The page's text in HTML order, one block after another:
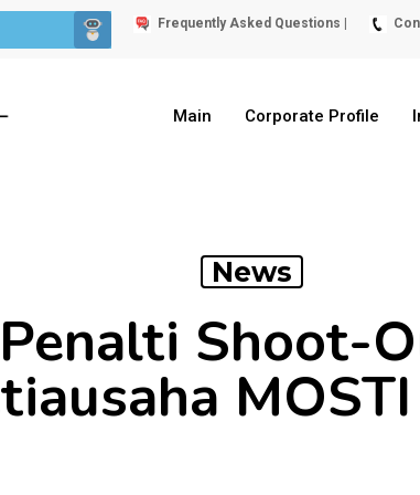
Frequently Asked Questions |
Main Corporate Profile
News
Shoot-